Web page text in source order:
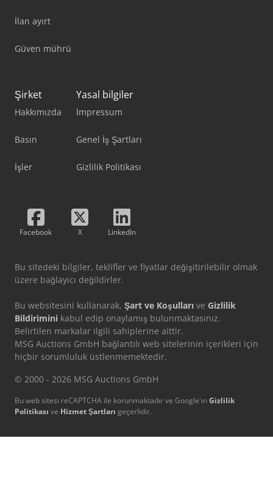
İlan ayırt
Güven mührü
Şirket
Hakkımızda
Basın
İşler
Yasal bilgiler
İmpressum
Genel İş Şartları
Gizlilik Politikası
Facebook X LinkedIn
Bu sitedeki bilgiler, teklifler ve fiyatlar değişitirilebilir olmak
üzere bağlayıcı değildirler.
Bu websitesini kullanarak, Şart ve Koşulları ve Gizlilik
Bildirimini kabul edip onaylamış bulunmaktasınız.
Belirtilen markalar ilgili sahiplerine aittir.
MSG Auctions GmbH bağlantılı web sitelerinin içerikleri için
hiçbir sorumluluk üstlenmemektedir.
© 2000 - 2026 MSG Auctions GmbH
Bu web sitesi reCAPTCHA ile korunmaktadır ve Google'ınGizlilik
Politikası ve Hizmet Şartları geçerlidir.